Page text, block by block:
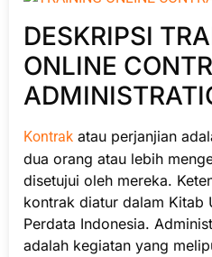
DESKRIPSI
ONLINE
Kontrak atau perjanjian
dua orang atau lebih
disetujui oleh mereka.
kontrak diatur dalam Kitab
Perdata Indonesia.
adalah kegiatan yang